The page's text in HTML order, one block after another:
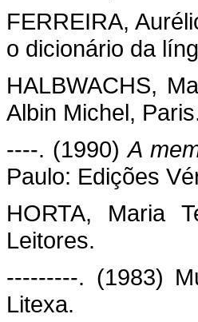
FERREIRA,
o dicionário da
HALBWACHS,
Albin Michel,
----. (1990)A
Paulo: Edições
HORTA, Maria
Leitores.
---------. (1983)
Litexa.